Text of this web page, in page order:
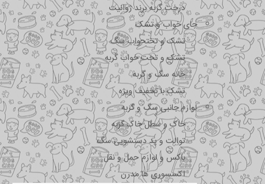
درخت گربه برند ژوانیت
جای خواب و تشک
تشک و تختحواب سگ
تشک و تخت خواب گربه
خانه سگ و گربه
تشک با تخفیف ویژه
لوازم جانبی سگ و گربه
خاک و سطل خاک گربه
توالت و پد دستشویی سگ
باکس و لوازم حمل و نقل
اکسسوری ها مدرن